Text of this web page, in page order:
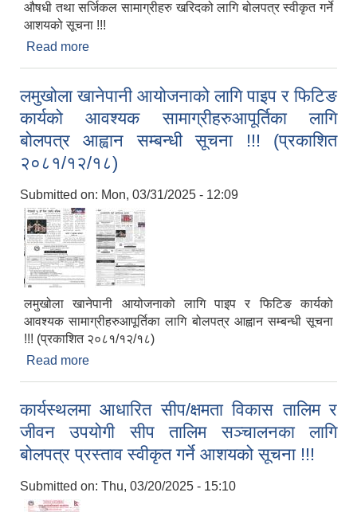
औषधी तथा सर्जिकल सामाग्रीहरु खरिदको लागि बोलपत्र स्वीकृत गर्ने
आशयको सूचना !!!
Read more
लमुखोला खानेपानी आयोजनाको लागि पाइप र फिटिङ
कार्यको आवश्यक सामाग्रीहरुआपूर्तिका लागि
बोलपत्र आह्वान सम्बन्धी सूचना !!! (प्रकाशित
२०८१/१२/१८)
Submitted on: Mon, 03/31/2025 - 12:09
लमुखोला खानेपानी आयोजनाको लागि पाइप र फिटिङ कार्यको
आवश्यक सामाग्रीहरुआपूर्तिका लागि बोलपत्र आह्वान सम्बन्धी सूचना
!!! (प्रकाशित २०८१/१२/१८)
Read more
कार्यस्थलमा आधारित सीप/क्षमता विकास तालिम र
जीवन उपयोगी सीप तालिम सञ्चालनका लागि
बोलपत्र प्रस्ताव स्वीकृत गर्ने आशयको सूचना !!!
Submitted on: Thu, 03/20/2025 - 15:10